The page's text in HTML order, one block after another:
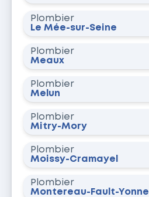
Plombier
Le Mée-sur-Seine
Plombier
Meaux
Plombier
Melun
Plombier
Mitry-Mory
Plombier
Moissy-Cramayel
Plombier
Montereau-Fault-Yonne